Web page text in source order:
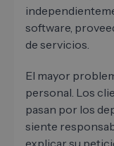
software,
de servicios.
El mayor
personal. Los
pasan por los
siente